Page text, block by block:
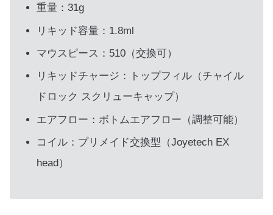
重量：31g
リキッド容量：1.8ml
マウスピース：510（交換可）
リキッドチャージ：トップフィル（チャイル
ドロック スクリューキャップ）
エアフロー：ボトムエアフロー（調整可能）
コイル：プリメイド交換型（Joyetech EX
head）